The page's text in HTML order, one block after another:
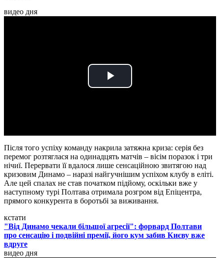
видео дня
Play
Після того успіху команду накрила затяжна криза: серія без
перемог розтяглася на одинадцять матчів – вісім поразок і три
нічиї. Перервати її вдалося лише сенсаційною звитягою над
кризовим Динамо – наразі найгучнішим успіхом клубу в еліті.
Але цей спалах не став початком підйому, оскільки вже у
наступному турі Полтава отримала розгром від Епіцентра,
прямого конкурента в боротьбі за виживання.
кстати
"Від Динамо чекали більшої агресії": форвард Полтави
про сенсацію і подвійні премії, його кум забив Києву вже
вдруге
видео дня